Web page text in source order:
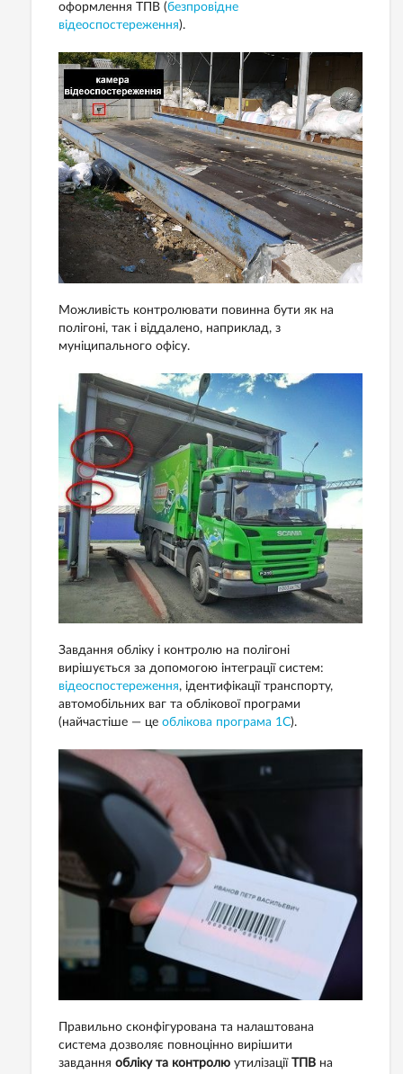
оформлення ТПВ (безпровідне
відеоспостереження).
Можливість контролювати повинна бути як на
полігоні, так і віддалено, наприклад, з
муніципального офісу.
Завдання обліку і контролю на полігоні
вирішується за допомогою інтеграції систем:
відеоспостереження, ідентифікації транспорту,
автомобільних ваг та облікової програми
(найчастіше — це облікова програма 1С).
Правильно сконфігурована та налаштована
система дозволяє повноцінно вирішити
завдання обліку та контролю утилізації ТПВ на